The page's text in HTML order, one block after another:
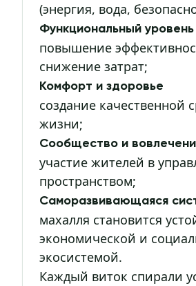
(энергия, вода,
Функциональный уровень
повышение
снижение затрат;
Комфорт и здоровье
создание качественной
жизни;
Сообщество и
участие жителей в
пространством;
Саморазвивающаяся
махалля становится
экономической и
экосистемой.
Каждый виток спирали